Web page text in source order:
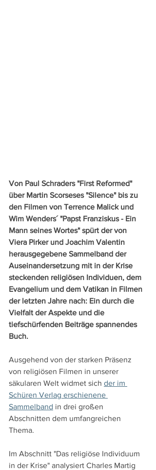
Von Paul Schraders "First Reformed"
über Martin Scorseses "Silence" bis zu
den Filmen von Terrence Malick und
Wim Wenders´ "Papst Franziskus - Ein
Mann seines Wortes" spürt der von
Viera Pirker und Joachim Valentin
herausgegebene Sammelband der
Auseinandersetzung mit in der Krise
steckenden religiösen Individuen, dem
Evangelium und dem Vatikan in Filmen
der letzten Jahre nach: Ein durch die
Vielfalt der Aspekte und die
tiefschürfenden Beiträge spannendes
Buch.
Ausgehend von der starken Präsenz
von religiösen Filmen in unserer
säkularen Welt widmet sich der im
Schüren Verlag erschienene
Sammelband in drei großen
Abschnitten dem umfangreichen
Thema.
Im Abschnitt "Das religiöse Individuum
in der Krise" analysiert Charles Martig